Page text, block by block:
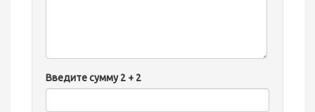
Введите сумму 2 + 2